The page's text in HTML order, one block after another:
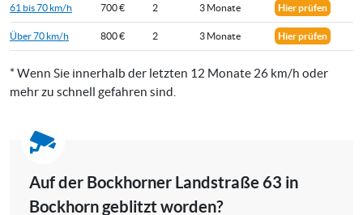
61 bis 70 km/h 700 € 2 3 Monate Hier prüfen
Über 70 km/h 800 € 2 3 Monate Hier prüfen
* Wenn Sie innerhalb der letzten 12 Monate 26 km/h oder
mehr zu schnell gefahren sind.
Auf der Bockhorner Landstraße 63 in
Bockhorn geblitzt worden?